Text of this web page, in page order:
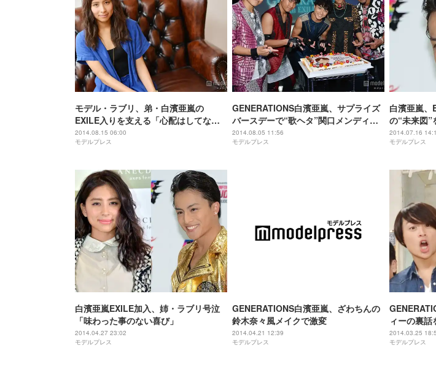
モデル・ラブリ、弟・白濱亜嵐の
EXILE入りを支える「心配はしてなか
った」 モデルプレスインタビュー
2014.08.15 06:00
モデルプレス
GENERATIONS白濱亜嵐、サプライズ
バースデーで“歌ヘタ”関口メンディー
から歌のプレゼント
2014.08.05 11:56
モデルプレス
白濱亜嵐、
の“未来図”
2014.07.16
モデルプレス
白濱亜嵐EXILE加入、姉・ラブリ号泣
「味わった事のない喜び」
2014.04.27 23:02
モデルプレス
GENERATIONS白濱亜嵐、ざわちんの
鈴木奈々風メイクで激変
2014.04.21 12:39
モデルプレス
ィーの裏話
2014.03.25
モデルプレス